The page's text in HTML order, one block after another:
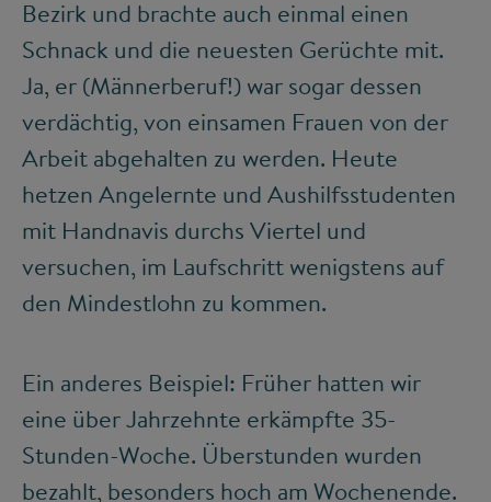
Bezirk und brachte auch einmal einen
Schnack und die neuesten Gerüchte mit.
Ja, er (Männerberuf!) war sogar dessen
verdächtig, von einsamen Frauen von der
Arbeit abgehalten zu werden. Heute
hetzen Angelernte und Aushilfsstudenten
mit Handnavis durchs Viertel und
versuchen, im Laufschritt wenigstens auf
den Mindestlohn zu kommen.
Ein anderes Beispiel: Früher hatten wir
eine über Jahrzehnte erkämpfte 35-
Stunden-Woche. Überstunden wurden
bezahlt, besonders hoch am Wochenende.